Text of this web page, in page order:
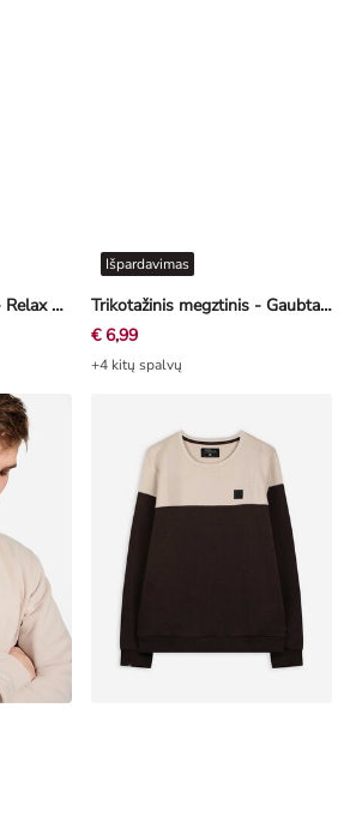
Trikotažinis megztinis - Relax Fit - baltas Trikotažinis megztinis - Gaubtas - šviesiai mėlyna
Išpardavimas
€ 6,99
+4 kitų spalvų